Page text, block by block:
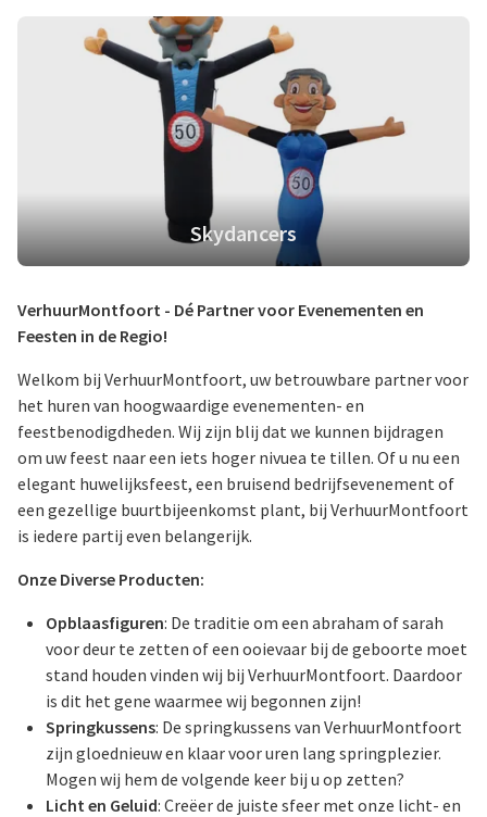
Skydancers
VerhuurMontfoort - Dé Partner voor Evenementen en
Feesten in de Regio!
Welkom bij VerhuurMontfoort, uw betrouwbare partner voor
het huren van hoogwaardige evenementen- en
feestbenodigdheden. Wij zijn blij dat we kunnen bijdragen
om uw feest naar een iets hoger nivuea te tillen. Of u nu een
elegant huwelijksfeest, een bruisend bedrijfsevenement of
een gezellige buurtbijeenkomst plant, bij VerhuurMontfoort
is iedere partij even belangerijk.
Onze Diverse Producten:
Opblaasfiguren: De traditie om een abraham of sarah
voor deur te zetten of een ooievaar bij de geboorte moet
stand houden vinden wij bij VerhuurMontfoort. Daardoor
is dit het gene waarmee wij begonnen zijn!
Springkussens: De springkussens van VerhuurMontfoort
zijn gloednieuw en klaar voor uren lang springplezier.
Mogen wij hem de volgende keer bij u op zetten?
Licht en Geluid: Creëer de juiste sfeer met onze licht- en